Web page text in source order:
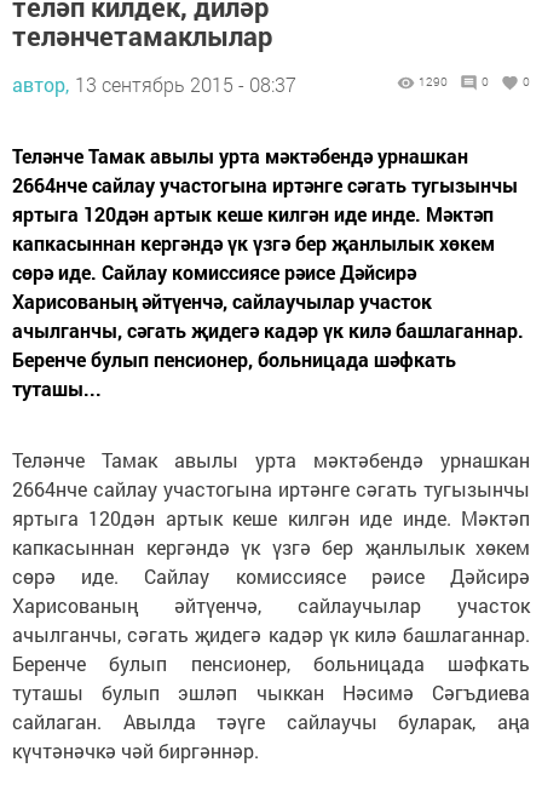
теләнчетамаклылар
автор, 13 сентябрь 2015 - 08:37 1290 0 0
Теләнче Тамак авылы урта мәктәбендә урнашкан
2664нче сайлау участогына иртәнге сәгать тугызынчы
яртыга 120дән артык кеше килгән иде инде. Мәктәп
капкасыннан кергәндә үк үзгә бер җанлылык хөкем
сөрә иде. Сайлау комиссиясе рәисе Дәйсирә
Харисованың әйтүенчә, сайлаучылар участок
ачылганчы, сәгать җидегә кадәр үк килә башлаганнар.
Беренче булып пенсионер, больницада шәфкать
туташы...
Теләнче Тамак авылы урта мәктәбендә урнашкан
2664нче сайлау участогына иртәнге сәгать тугызынчы
яртыга 120дән артык кеше килгән иде инде. Мәктәп
капкасыннан кергәндә үк үзгә бер җанлылык хөкем
сөрә иде. Сайлау комиссиясе рәисе Дәйсирә
Харисованың әйтүенчә, сайлаучылар участок
ачылганчы, сәгать җидегә кадәр үк килә башлаганнар.
Беренче булып пенсионер, больницада шәфкать
туташы булып эшләп чыккан Нәсимә Сәгъдиева
сайлаган. Авылда тәүге сайлаучы буларак, аңа
күчтәнәчкә чәй биргәннәр.